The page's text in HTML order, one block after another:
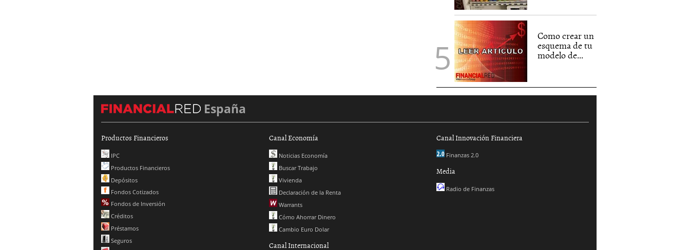
Como crear un
esquema de tu
modelo de...
España
Productos Financieros
IPC
Productos Financieros
Depósitos
Fondos Cotizados
Fondos de Inversión
Créditos
Préstamos
Seguros
Canal Economía
Noticias Economía
Buscar Trabajo
Vivienda
Declaración de la Renta
Warrants
Cómo Ahorrar Dinero
Cambio Euro Dolar
Canal Internacional
Canal Innovación Financiera
Finanzas 2.0
Media
Radio de Finanzas